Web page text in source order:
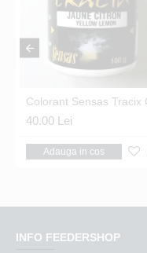
40.00 Lei
Adauga in cos
INFO FEEDERSHOP